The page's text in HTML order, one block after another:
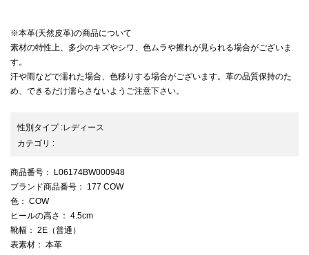
※本革(天然皮革)の商品について
素材の特性上、多少のキズやシワ、色ムラや擦れが見られる場合がございま
す。
汗や雨などで濡れた場合、色移りする場合がございます。革の品質保持のた
め、できるだけ濡らさないようご注意下さい。
性別タイプ:レディース
カテゴリ :
商品番号 ： L06174BW000948
ブランド商品番号 ： 177 COW
色 ： COW
ヒールの高さ ： 4.5cm
靴幅 ： 2E（普通）
表素材 ： 本革